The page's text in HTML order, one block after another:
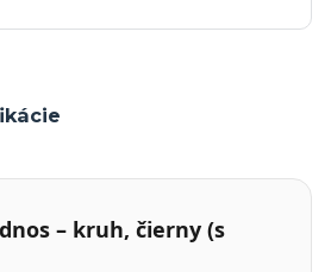
– kruh, čierny (s